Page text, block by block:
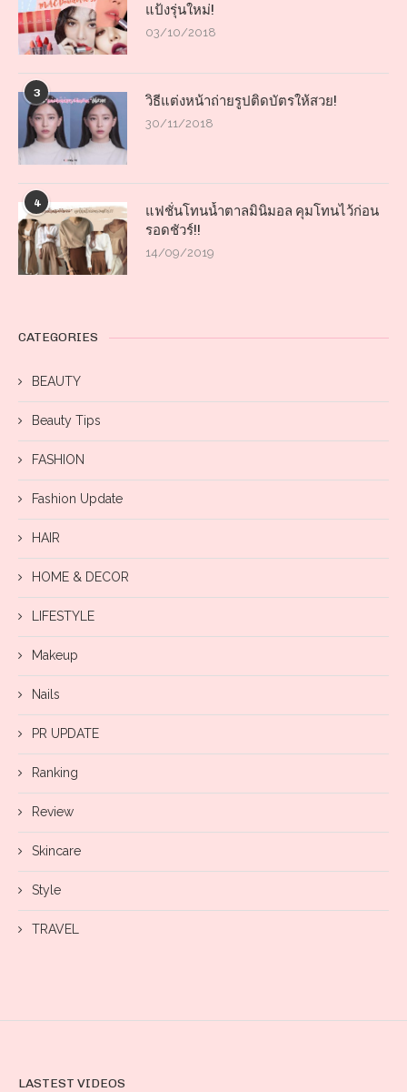
แป้งรุ่นใหม่!
03/10/2018
3 วิธีแต่งหน้าถ่ายรูปติดบัตรให้สวย!
30/11/2018
4
แฟชั่นโทนน้ำตาลมินิมอล คุมโทนไว้ก่อน
รอดชัวร์!!
14/09/2019
CATEGORIES
BEAUTY
Beauty Tips
FASHION
Fashion Update
HAIR
HOME & DECOR
LIFESTYLE
Makeup
Nails
PR UPDATE
Ranking
Review
Skincare
Style
TRAVEL
LASTEST VIDEOS